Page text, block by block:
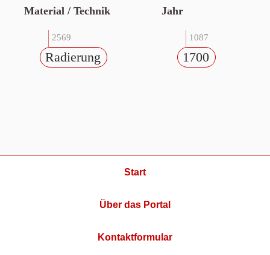
Material / Technik
2569
Radierung
Jahr
1087
1700
Start
Über das Portal
Kontaktformular